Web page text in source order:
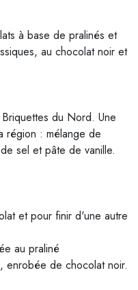
à base de pralinés et
au chocolat noir et
du Nord. Une
région : mélange de
sel et pâte de vanille.
et pour finir d'une autre
au praliné
enrobée de chocolat noir.